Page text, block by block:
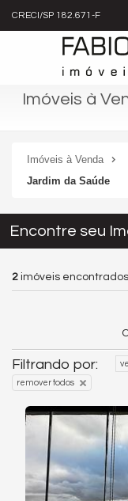
CRECI/SP 182.671-F
Imóveis à
Imóveis à Venda
Jardim da Saúde
Encontre seu
2 imóveis encontrados
Filtrando por:
remover todos